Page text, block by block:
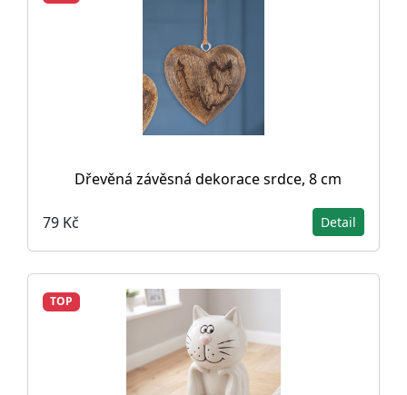
Dřevěná závěsná dekorace srdce, 8 cm
79 Kč Detail
TOP